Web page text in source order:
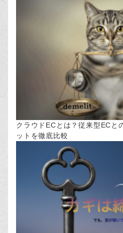
クラウドECとは？従来型ECと
ットを徹底比較